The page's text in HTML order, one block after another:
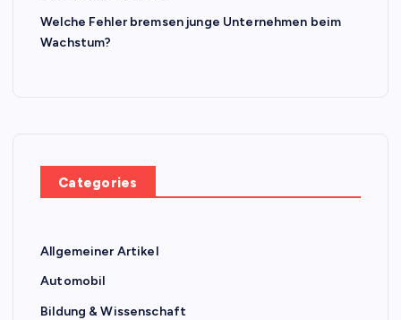
Welche Fehler bremsen junge Unternehmen beim
Wachstum?
Categories
Allgemeiner Artikel
Automobil
Bildung & Wissenschaft